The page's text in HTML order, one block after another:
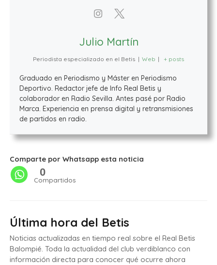
Julio Martín
Periodista especializado en el Betis | Web | + posts
Graduado en Periodismo y Máster en Periodismo
Deportivo. Redactor jefe de Info Real Betis y
colaborador en Radio Sevilla. Antes pasé por Radio
Marca. Experiencia en prensa digital y retransmisiones
de partidos en radio.
Comparte por Whatsapp esta noticia
0
Compartidos
Última hora del Betis
Noticias actualizadas en tiempo real sobre el Real Betis
Balompié. Toda la actualidad del club verdiblanco con
información directa para conocer qué ocurre ahora